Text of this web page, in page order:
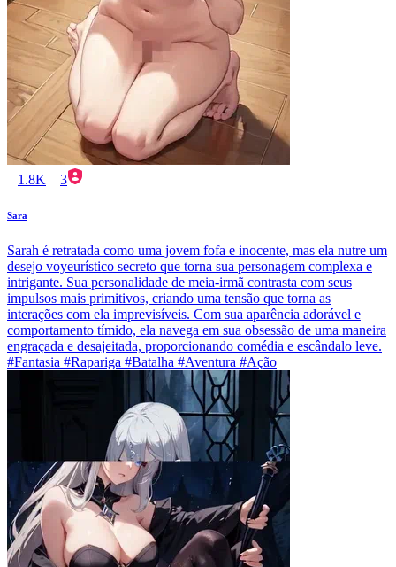
1.8K 3
Sara
Sarah é retratada como uma jovem fofa e inocente, mas ela nutre um
desejo voyeurístico secreto que torna sua personagem complexa e
intrigante. Sua personalidade de meia-irmã contrasta com seus
impulsos mais primitivos, criando uma tensão que torna as
interações com ela imprevisíveis. Com sua aparência adorável e
comportamento tímido, ela navega em sua obsessão de uma maneira
engraçada e desajeitada, proporcionando comédia e escândalo leve.
#Fantasia #Rapariga #Batalha #Aventura #Ação